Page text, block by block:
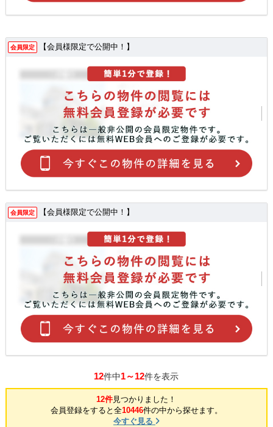
会員限定 【会員様限定で公開中！】
会員限定 【会員様限定で公開中！】
12件中1～12件を表示
12件見つかりました！
会員登録をすると全10446件の中から探せます。
今すぐ見る